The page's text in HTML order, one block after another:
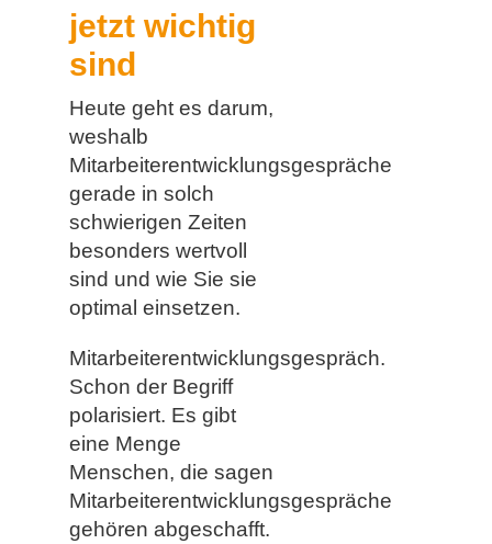
jetzt wichtig
sind
Heute geht es darum,
weshalb
Mitarbeiterentwicklungsgespräche
gerade in solch
schwierigen Zeiten
besonders wertvoll
sind und wie Sie sie
optimal einsetzen.
Mitarbeiterentwicklungsgespräch.
Schon der Begriff
polarisiert. Es gibt
eine Menge
Menschen, die sagen
Mitarbeiterentwicklungsgespräche
gehören abgeschafft.